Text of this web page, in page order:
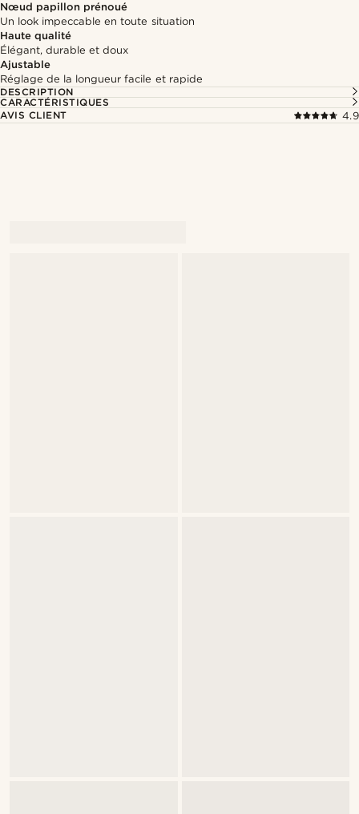
Nœud papillon prénoué
Un look impeccable en toute situation
Haute qualité
Élégant, durable et doux
Ajustable
Réglage de la longueur facile et rapide
DESCRIPTION
CARACTÉRISTIQUES
AVIS CLIENT
4.9